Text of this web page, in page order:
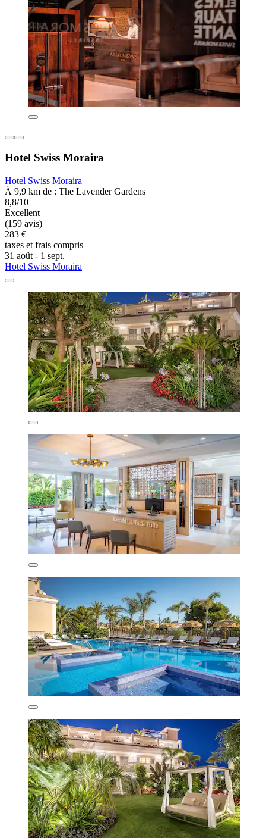
Hotel Swiss Moraira
Hotel Swiss Moraira
À 9,9 km de : The Lavender Gardens
8,8/10
Excellent
(159 avis)
283 €
taxes et frais compris
31 août - 1 sept.
Hotel Swiss Moraira